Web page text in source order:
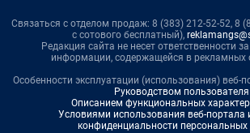
Связаться с отделом продаж: 8 (383) 212-52-52, 8
с сотового бесплатный),
Редакция сайта не несет ответственности
информации, содержащейся в рекламных
Особенности эксплуатации (использования) веб-
Руководством пользователя
Описанием функциональных
Условиями использования веб-портала
конфиденциальности